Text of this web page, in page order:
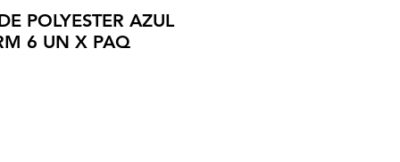
POLYESTER AZUL
6 UN X PAQ